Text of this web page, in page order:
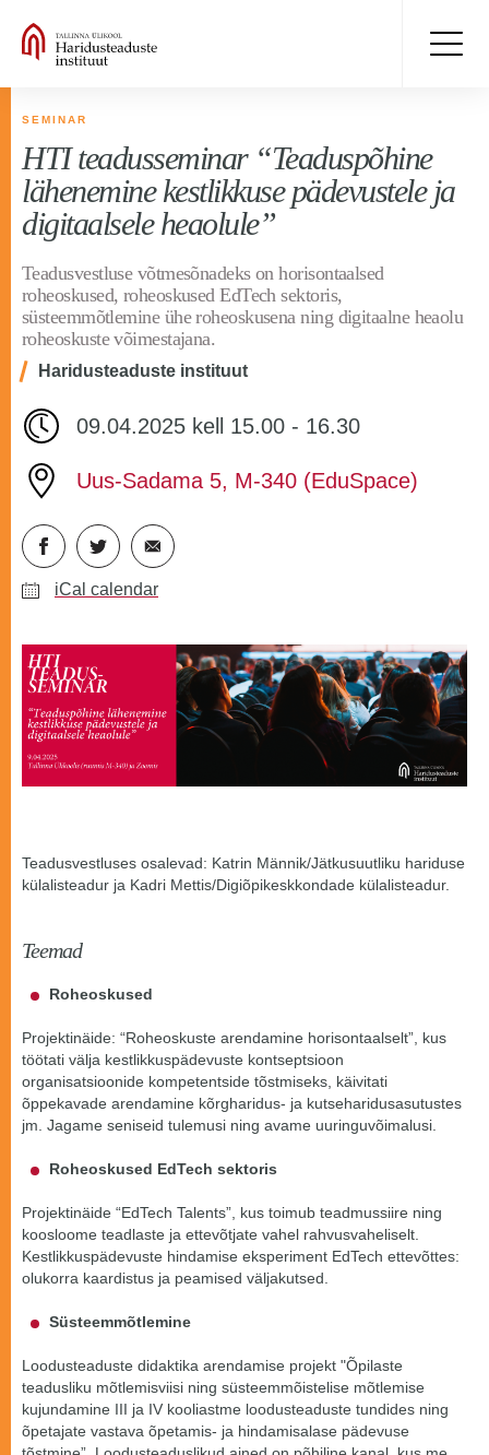
SEMINAR
HTI teadusseminar “Teaduspõhine
lähenemine kestlikkuse pädevustele ja
digitaalsele heaolule”
Teadusvestluse võtmesõnadeks on horisontaalsed
roheoskused, roheoskused EdTech sektoris,
süsteemmõtlemine ühe roheoskusena ning digitaalne heaolu
roheoskuste võimestajana.
Haridusteaduste instituut
09.04.2025 kell 15.00 - 16.30
Uus-Sadama 5, M-340 (EduSpace)
iCal calendar
Teadusvestluses osalevad: Katrin Männik/Jätkusuutliku hariduse
külalisteadur ja Kadri Mettis/Digiõpikeskkondade külalisteadur.
Teemad
Roheoskused
Projektinäide: “Roheoskuste arendamine horisontaalselt”, kus
töötati välja kestlikkuspädevuste kontseptsioon
organisatsioonide kompetentside tõstmiseks, käivitati
õppekavade arendamine kõrgharidus- ja kutseharidusasutustes
jm. Jagame seniseid tulemusi ning avame uuringuvõimalusi.
Roheoskused EdTech sektoris
Projektinäide “EdTech Talents”, kus toimub teadmussiire ning
koosloome teadlaste ja ettevõtjate vahel rahvusvaheliselt.
Kestlikkuspädevuste hindamise eksperiment EdTech ettevõttes:
olukorra kaardistus ja peamised väljakutsed.
Süsteemmõtlemine
Loodusteaduste didaktika arendamise projekt "Õpilaste
teadusliku mõtlemisviisi ning süsteemmõistelise mõtlemise
kujundamine III ja IV kooliastme loodusteaduste tundides ning
õpetajate vastava õpetamis- ja hindamisalase pädevuse